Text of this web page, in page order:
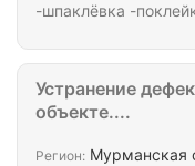
-шпаклёвка -
Устранение
объекте....
Регион: Мурманская